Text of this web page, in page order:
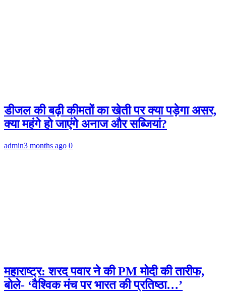
डीजल की बढ़ी कीमतों का खेती पर क्या पड़ेगा असर,
क्या महंगे हो जाएंगे अनाज और सब्जियां?
admin3 months ago 0
महाराष्ट्र: शरद पवार ने की PM मोदी की तारीफ,
बोले- ‘वैश्विक मंच पर भारत की प्रतिष्ठा…’